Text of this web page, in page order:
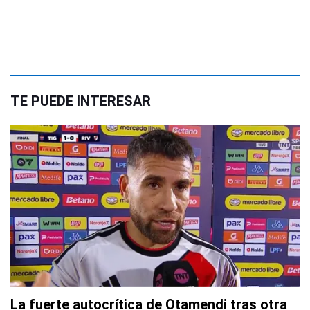
TE PUEDE INTERESAR
La fuerte autocrítica de Otamendi tras otra